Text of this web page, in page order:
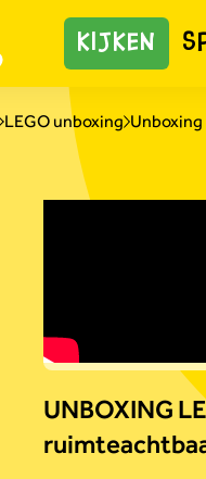
KIJKEN
LEGO unboxing
UNBOXING